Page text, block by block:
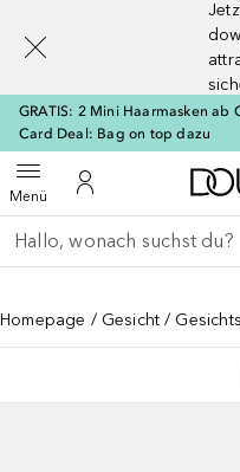
GRATIS: 2 Mini Haarmasken ab
Card Deal: Bag on top dazu
MenüMenü öffnenZu Meinem
Gehe zurück
Suche ausführen
Homepage Gesicht